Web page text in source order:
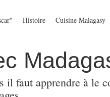
il faut apprendre à le
Histoire Cuisine Malagasy